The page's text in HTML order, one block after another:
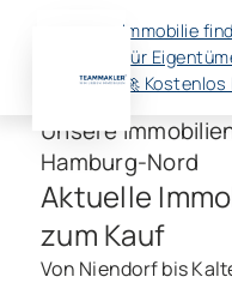
Immobilie
Für
🚀
Unsere
Hamburg-Nord
Aktuelle
zum Kauf
Von Niendorf bis